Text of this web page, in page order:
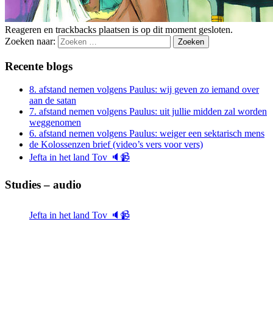
Reageren en trackbacks plaatsen is op dit moment gesloten.
Zoeken naar:
Recente blogs
8. afstand nemen volgens Paulus: wij geven zo iemand over
aan de satan
7. afstand nemen volgens Paulus: uit jullie midden zal worden
weggenomen
6. afstand nemen volgens Paulus: weiger een sektarisch mens
de Kolossenzen brief (video’s vers voor vers)
Jefta in het land Tov 🔈📹
Studies – audio
Jefta in het land Tov 🔈📹